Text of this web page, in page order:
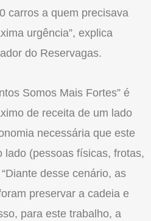
carros a quem precisava
urgência”, explica
do Reservagas.
Somos Mais Fortes” é
de receita de um lado
necessária que este
lado (pessoas físicas, frotas,
desse cenário, as
preservar a cadeia e
para este trabalho, a